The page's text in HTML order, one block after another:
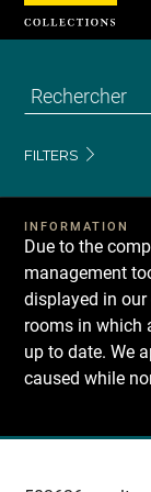
FILTERS
INFORMATION
Due to the
management
displayed in
rooms in which
up to date. We
caused while
Recherche
Cookies